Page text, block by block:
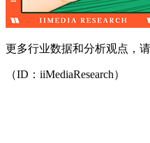
更多行业数据和分析观点，
（ID：iiMediaResearch）